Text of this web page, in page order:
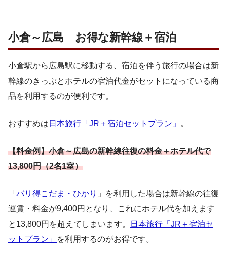
小倉～広島 お得な新幹線＋宿泊
小倉駅から広島駅に移動する、宿泊を伴う旅行の場合は新
幹線のきっぷとホテルの宿泊代金がセットになっている商
品を利用するのが便利です。
おすすめは 日本旅行「JR＋宿泊セットプラン」 。
【料金例】小倉～広島の新幹線往復の料金＋ホテル代で
13,800円（2名1室）
「 バリ得こだま・ひかり 」を利用した場合は新幹線の往復
運賃・料金が9,400円となり、これにホテル代を加えます
と13,800円を超えてしまいます。
日本旅行「JR＋宿泊セ
ットプラン」
を利用するのがお得です。